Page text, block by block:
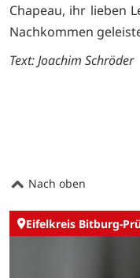
Chapeau, ihr lieben
Nachkommen
Text: Joachim Schröder
Nach oben
Eifelkreis Bitburg-